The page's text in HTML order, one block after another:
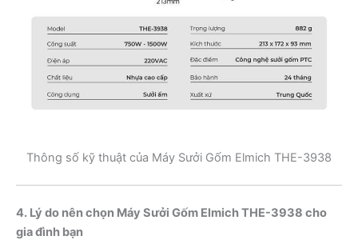
Thông số kỹ thuật của Máy Sưởi Gốm Elmich THE-3938
4. Lý do nên chọn Máy Sưởi Gốm Elmich THE-3938 cho
gia đình bạn